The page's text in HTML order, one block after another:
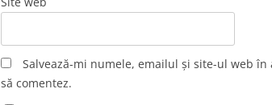
Salvează-mi numele, emailul și site-ul web
să comentez.